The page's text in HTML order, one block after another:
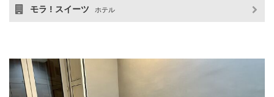
モラ ! スイーツ ホテル